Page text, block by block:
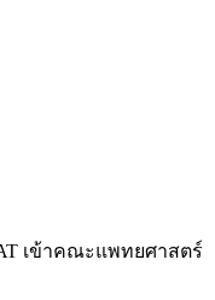
เข้าคณะแพทยศาสตร์